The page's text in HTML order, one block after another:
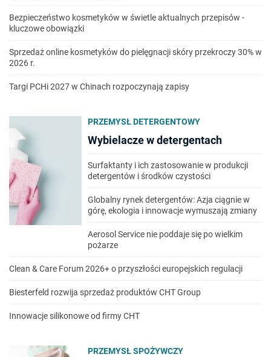
Bezpieczeństwo kosmetyków w świetle aktualnych przepisów -
kluczowe obowiązki
Sprzedaż online kosmetyków do pielęgnacji skóry przekroczy 30% w
2026 r.
Targi PCHi 2027 w Chinach rozpoczynają zapisy
PRZEMYSŁ DETERGENTOWY
Wybielacze w detergentach
Surfaktanty i ich zastosowanie w produkcji
detergentów i środków czystości
Globalny rynek detergentów: Azja ciągnie w
górę, ekologia i innowacje wymuszają zmiany
Aerosol Service nie poddaje się po wielkim
pożarze
Clean & Care Forum 2026+ o przyszłości europejskich regulacji
Biesterfeld rozwija sprzedaż produktów CHT Group
Innowacje silikonowe od firmy CHT
PRZEMYSŁ SPOŻYWCZY